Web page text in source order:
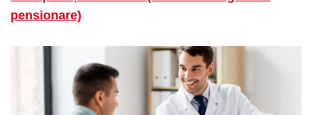
pensionare)